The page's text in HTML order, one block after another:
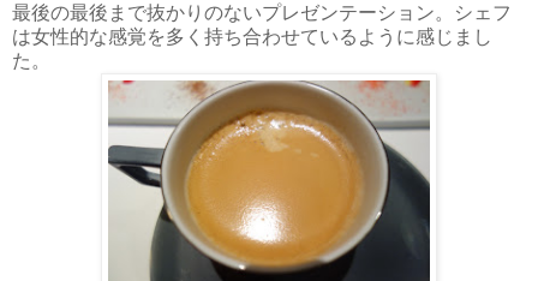
最後の最後まで抜かりのないプレゼンテーション。シェフ
は女性的な感覚を多く持ち合わせているように感じまし
た。